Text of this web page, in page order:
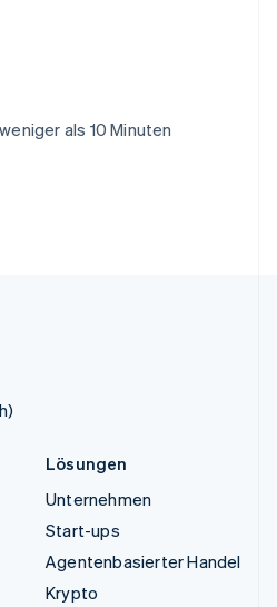
als 10 Minuten
Lösungen
Unternehmen
Start-ups
Agentenbasierter Handel
Krypto